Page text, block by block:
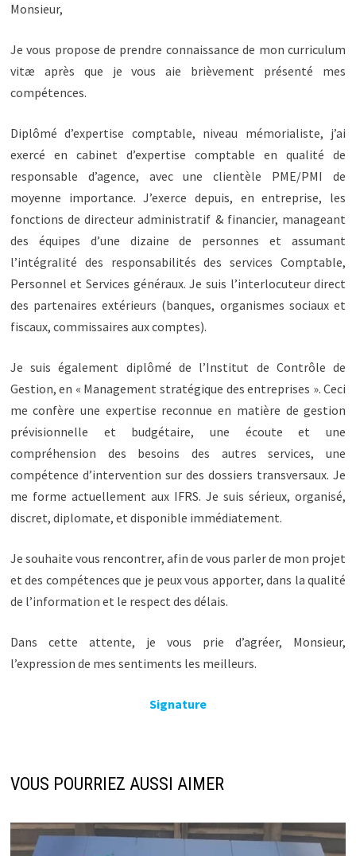
Monsieur,
Je vous propose de prendre connaissance de mon curriculum
vitæ après que je vous aie brièvement présenté mes
compétences.
Diplômé d’expertise comptable, niveau mémorialiste, j’ai
exercé en cabinet d’expertise comptable en qualité de
responsable d’agence, avec une clientèle PME/PMI de
moyenne importance. J’exerce depuis, en entreprise, les
fonctions de directeur administratif & financier, manageant
des équipes d’une dizaine de personnes et assumant
l’intégralité des responsabilités des services Comptable,
Personnel et Services généraux. Je suis l’interlocuteur direct
des partenaires extérieurs (banques, organismes sociaux et
fiscaux, commissaires aux comptes).
Je suis également diplômé de l’Institut de Contrôle de
Gestion, en « Management stratégique des entreprises ». Ceci
me confère une expertise reconnue en matière de gestion
prévisionnelle et budgétaire, une écoute et une
compréhension des besoins des autres services, une
compétence d’intervention sur des dossiers transversaux. Je
me forme actuellement aux IFRS. Je suis sérieux, organisé,
discret, diplomate, et disponible immédiatement.
Je souhaite vous rencontrer, afin de vous parler de mon projet
et des compétences que je peux vous apporter, dans la qualité
de l’information et le respect des délais.
Dans cette attente, je vous prie d’agréer, Monsieur,
l’expression de mes sentiments les meilleurs.
Signature
VOUS POURRIEZ AUSSI AIMER